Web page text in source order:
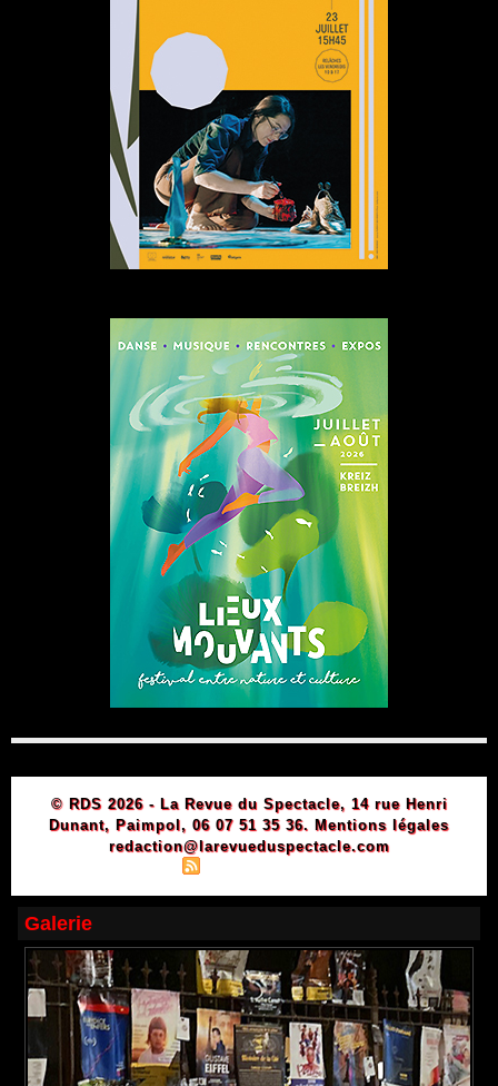
© RDS 2026 - La Revue du Spectacle, 14 rue Henri
Dunant, Paimpol, 06 07 51 35 36. Mentions légales
redaction@larevueduspectacle.com
Galerie